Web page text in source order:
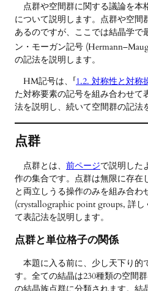
点群や空間群に関する議論を本
について説明します。点群や空間
あるのですが、ここでは結晶学で
ン・モーガン記号
の記法を説明します。
HM記号は、「1.2. 対称性と対称
た対称要素の記号を組み合わせて
法を説明し、続いて空間群の記法
点群
点群とは、 前ページで説明した
作の集合です。点群は無限に存在
と両立しうる操作のみを組み合わ
(crystallographic point groups, 詳し
て表記法を説明します。
点群と単位格子の関係
本題に入る前に、少し天下り的
す。全ての結晶は230種類の空間
の結晶族点群に分類されます。結